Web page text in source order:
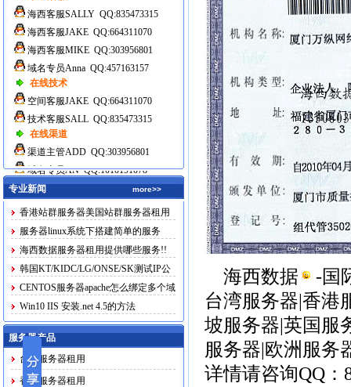
海西客服SALLY QQ:835473315
海西客服JAKE QQ:664311070
海西客服MIKE QQ:303956801
域名专员Anna QQ:457163157
在线技术
空间客服JAKE QQ:664311070
技术客服SALL QQ:835473315
在线渠道
渠道主管ADD QQ:303956801
域名专员AN QQ:1010191078
专业新闻
more>>
香港站群服务器美国站群服务器租用
服务器linux系统下搭建简单的服务
海西数据服务器租用提供哪些服务!!
韩国KT/KIDC/LG/ONSE/SK测试IP公
布CENTOS服务器apache怎么绑定多个域
名Win10 IIS 安装.net 4.5的方法
服务器产品
台湾服务器租用
香港服务器租用
海西数据
-国
台湾服务器|香港
坡服务器|英国服
服务器|欧洲服务
详情请咨询QQ：